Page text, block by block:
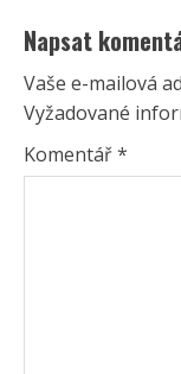
Napsat
Vaše e-mailová
Vyžadované
Komentář*